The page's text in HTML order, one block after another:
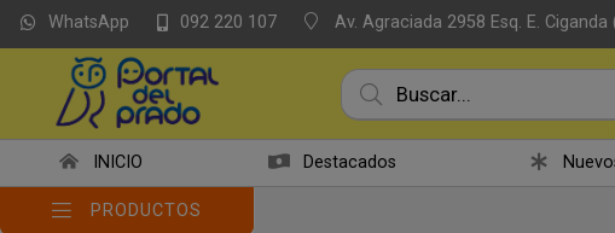
WhatsApp 092 220 107 Av. Agraciada 2958 Esq. E.
INICIO Destacados
PRODUCTOS